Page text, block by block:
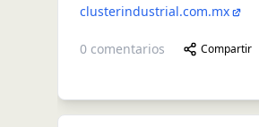
clusterindustrial.com.mx
0 comentarios Compartir